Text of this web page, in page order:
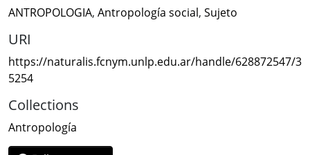
ANTROPOLOGIA, Antropología social, Sujeto
URI
https://naturalis.fcnym.unlp.edu.ar/handle/628872547/3
5254
Collections
Antropología